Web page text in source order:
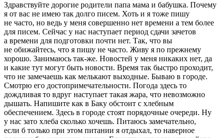
Здравствуйте дорогие родители папа мама и бабушка. Почему
я от вас не имею так долго писем. Хоть и я тоже пишу
не часто, но ведь у меня совершенно нет времени а тем более
для писем. Сейчас у нас наступает период сдачи зачетов
а времени для подготовки почти нет. Так, что вы
не обижайтесь, что я пишу не часто. Живу я по прежнему
хорошо. Занимаюсь так-же. Новостей у меня никаких нет, да
и какие тут могут быть новости. Время так быстро проходит,
что не замечаешь как мелькают выходные. Бываю в городе.
Смотрю его достопримечательности. Погода здесь то
дождливая то вдруг наступает такая жара, что невозможно
дышать. Напишите как в Баку обстоит с хлебным
обеспечением. Здесь в городе стоят порядочные очереди. Ну
у нас зато хлеба сколько хочешь. Питаюсь замечательно,
если б только при этом питании я отдыхал, то наверное